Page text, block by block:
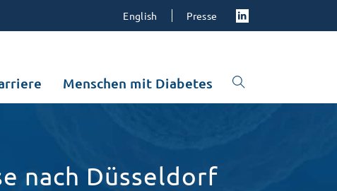
English Presse
Menschen mit Diabetes
nach Düsseldorf